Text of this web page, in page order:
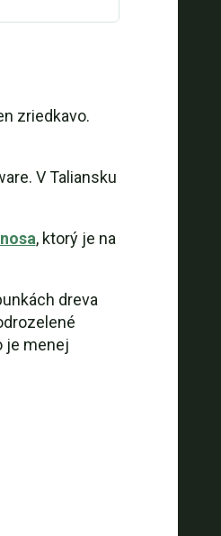
zriedkavo.
V Taliansku
, ktorý je na
dreva
je menej